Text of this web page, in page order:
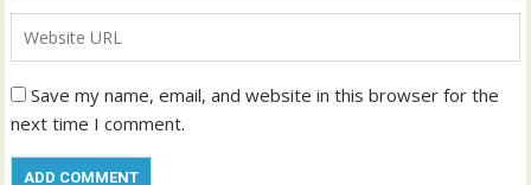
Save my name, email, and website in this browser for the
next time I comment.